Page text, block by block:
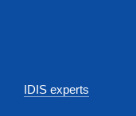
IDIS experts